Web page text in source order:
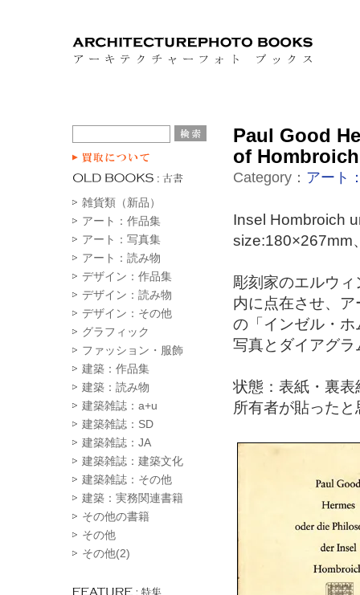
雑貨類（新品）
アート：作品集
アート：写真集
アート：読み物
デザイン：作品集
デザイン：読み物
デザイン：その他
グラフィック
ファッション・服飾
建築：作品集
建築：読み物
建築雑誌：a+u
建築雑誌：SD
建築雑誌：JA
建築雑誌：建築文化
建築雑誌：その他
建築：実務関連書籍
その他の書籍
その他
その他(2)
Paul Good
of Hombroich
Category： アート
Insel Hombroich
size:180×267mm
彫刻家のエルウ
内に点在させ、
の「インゼル・
写真とダイアグ
状態：表紙・裏
所有者が貼った